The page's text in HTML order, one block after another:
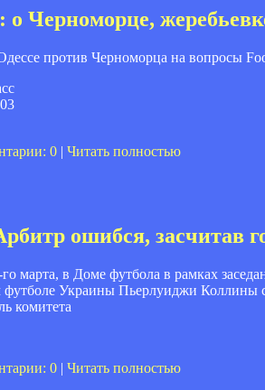
о Черноморце,
против Черноморца на вопросы
03
0 | Читать полностью
ошибся, засчитав
марта, в Доме футбола в рамках
футболе Украины Пьерлуиджи Коллины
комитета
0 | Читать полностью